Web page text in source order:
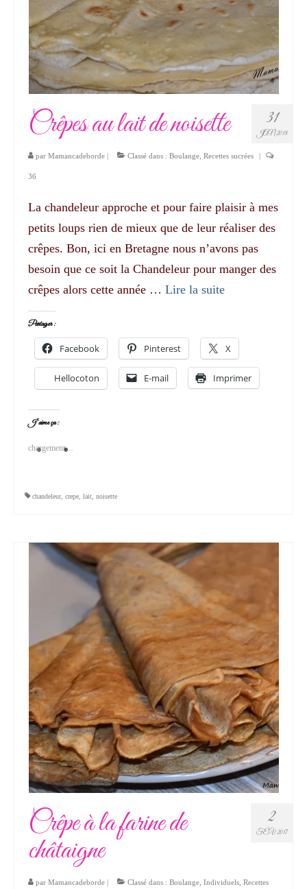
31
JAN 2018
Crêpes au lait de noisette
par Mamancadeborde | Classé dans : Boulange Recettes sucrées |
36
La chandeleur approche et pour faire plaisir à mes
petits loups rien de mieux que de leur réaliser des
crêpes. Bon, ici en Bretagne nous n’avons pas
besoin que ce soit la Chandeleur pour manger des
crêpes alors cette année … Lire la suite­­
Partager :
Facebook Pinterest X
Hellocoton E-mail Imprimer
J’aime ça :
chargement…
chandeleur, crepe lait noisette
2
FÉV 2017
Crêpe à la farine de
châtaigne
par Mamancadeborde | Classé dans : Boulange Individuels Recettes